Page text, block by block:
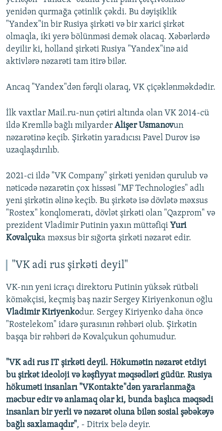
yenidən qurmağa çətinlik çəkdi. Bu dəyişiklik
"Yandex"in bir Rusiya şirkəti və bir xarici şirkət
olmaqla, iki yerə bölünməsi demək olacaq. Xəbərlərdə
deyilir ki, holland şirkəti Rusiya "Yandex"inə aid
aktivlərə nəzarəti tam itirə bilər.
Ancaq "Yandex"dən fərqli olaraq, VK çiçəklənməkdədir.
İlk vaxtlar Mail.ru-nun çətiri altında olan VK 2014-cü
ildə Kremllə bağlı milyarder Alişer Usmanovun
nəzarətinə keçib. Şirkətin yaradıcısı Pavel Durov isə
uzaqlaşdırılıb.
2021-ci ildə "VK Company" şirkəti yenidən qurulub və
nəticədə nəzarətin çox hissəsi "MF Technologies" adlı
yeni şirkətin əlinə keçib. Bu şirkətə isə dövlətə məxsus
"Rostex" konqlomeratı, dövlət şirkəti olan "Qazprom" və
prezident Vladimir Putinin yaxın müttəfiqi Yuri
Kovalçuka məxsus bir sığorta şirkəti nəzarət edir.
"VK adi rus şirkəti deyil"
VK-nın yeni icraçı direktoru Putinin yüksək rütbəli
köməkçisi, keçmiş baş nazir Sergey Kiriyenkonun oğlu
Vladimir Kiriyenkodur. Sergey Kiriyenko daha öncə
"Rostelekom" idarə şurasının rəhbəri olub. Şirkətin
başqa bir rəhbəri də Kovalçukun qohumudur.
"VK adi rus IT şirkəti deyil. Hökumətin nəzarət etdiyi
bu şirkət ideoloji və kəşfiyyat məqsədləri güdür. Rusiya
hökuməti insanları "VKontakte"dən yararlanmağa
məcbur edir və anlamaq olar ki, bunda başlıca məqsədi
insanları bir yerli və nəzarət oluna bilən sosial şəbəkəyə
bağlı saxlamaqdır", - Ditrix belə deyir.